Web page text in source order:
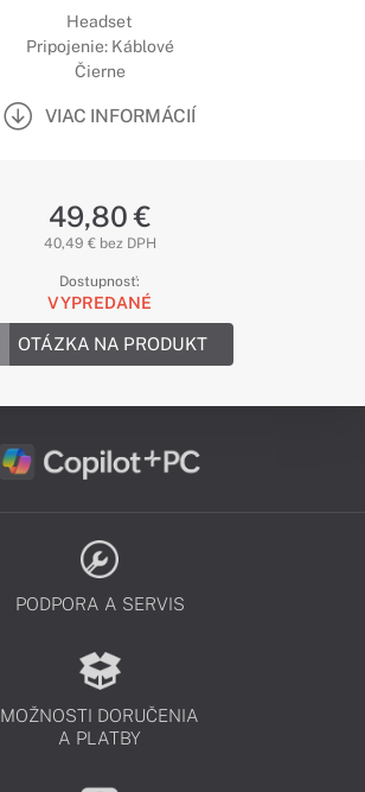
Headset
Pripojenie: Káblové
Čierne
VIAC INFORMÁCIÍ
49,80 €
40,49 € bez DPH
Dostupnosť:
VYPREDANÉ
OTÁZKA NA PRODUKT
PODPORA A SERVIS
MOŽNOSTI DORUČENIA
A PLATBY